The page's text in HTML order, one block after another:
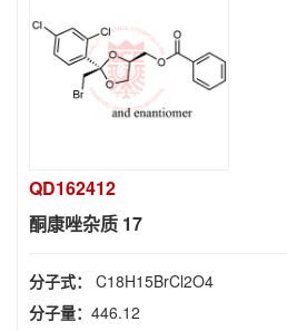
QD162412
酮康唑杂质 17
分子式： C18H15BrCl2O4
分子量： 446.12